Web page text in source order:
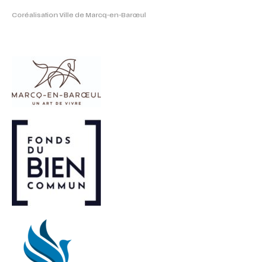
Coréalisation Ville de Marcq-en-Barœul